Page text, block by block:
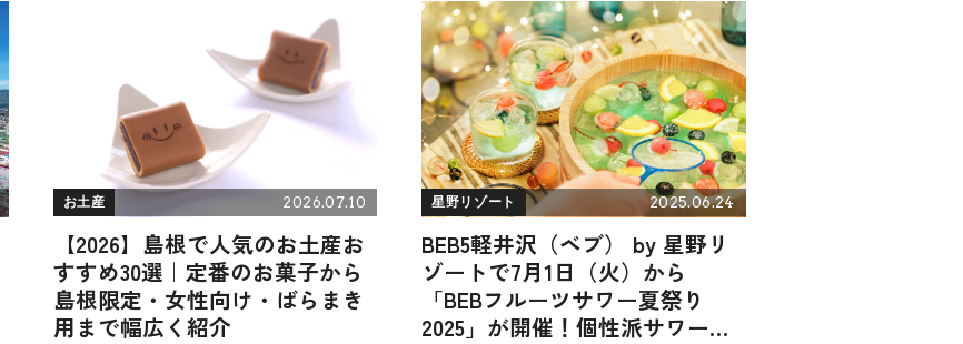
お土産 2026.07.10
【2026】島根で人気のお土産お
すすめ30選｜定番のお菓子から
島根限定・女性向け・ばらまき
用まで幅広く紹介
星野リゾート 2025.06.24
BEB5軽井沢（ベブ） by 星野リ
ゾートで7月1日（火）から
「BEBフルーツサワー夏祭り
2025」が開催！個性派サワーや